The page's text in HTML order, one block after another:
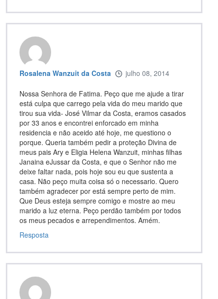
Rosalena Wanzuit da Costa julho 08, 2014
Nossa Senhora de Fatima. Peço que me ajude a tirar
está culpa que carrego pela vida do meu marido que
tirou sua vida- José Vilmar da Costa, eramos casados
por 33 anos e encontrei enforcado em minha
residencia e não aceido até hoje, me questiono o
porque. Queria também pedir a proteção Divina de
meus pais Ary e Eligia Helena Wanzuit, minhas filhas
Janaina eJussar da Costa, e que o Senhor não me
deixe faltar nada, pois hoje sou eu que sustenta a
casa. Não peço muita coisa só o necessario. Quero
também agradecer por está sempre perto de mim.
Que Deus esteja sempre comigo e mostre ao meu
marido a luz eterna. Peço perdão também por todos
os meus pecados e arrependimentos. Amém.
Resposta